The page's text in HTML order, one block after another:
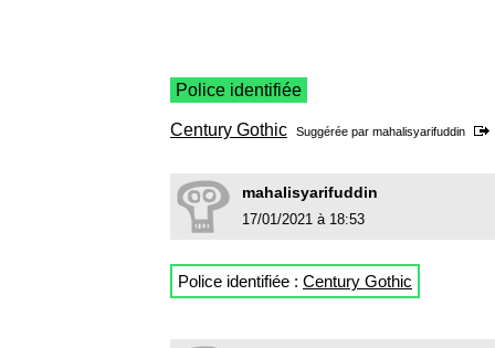
Police identifiée
Century Gothic Suggérée par mahalisyarifuddin
mahalisyarifuddin
17/01/2021 à 18:53
Police identifiée : Century Gothic